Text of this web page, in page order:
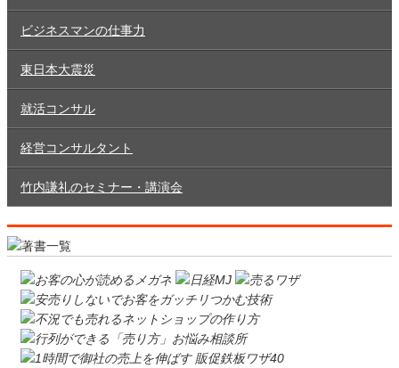
ビジネスマンの仕事力
東日本大震災
就活コンサル
経営コンサルタント
竹内謙礼のセミナー・講演会